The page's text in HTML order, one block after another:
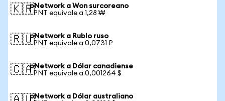
🇰🇷pNetwork a Won surcoreano
1 PNT equivale a 1,28 ₩
🇷🇺pNetwork a Rublo ruso
1 PNT equivale a 0,0731 ₽
🇨🇦pNetwork a Dólar canadiense
1 PNT equivale a 0,001264 $
pNetwork a Dólar australiano